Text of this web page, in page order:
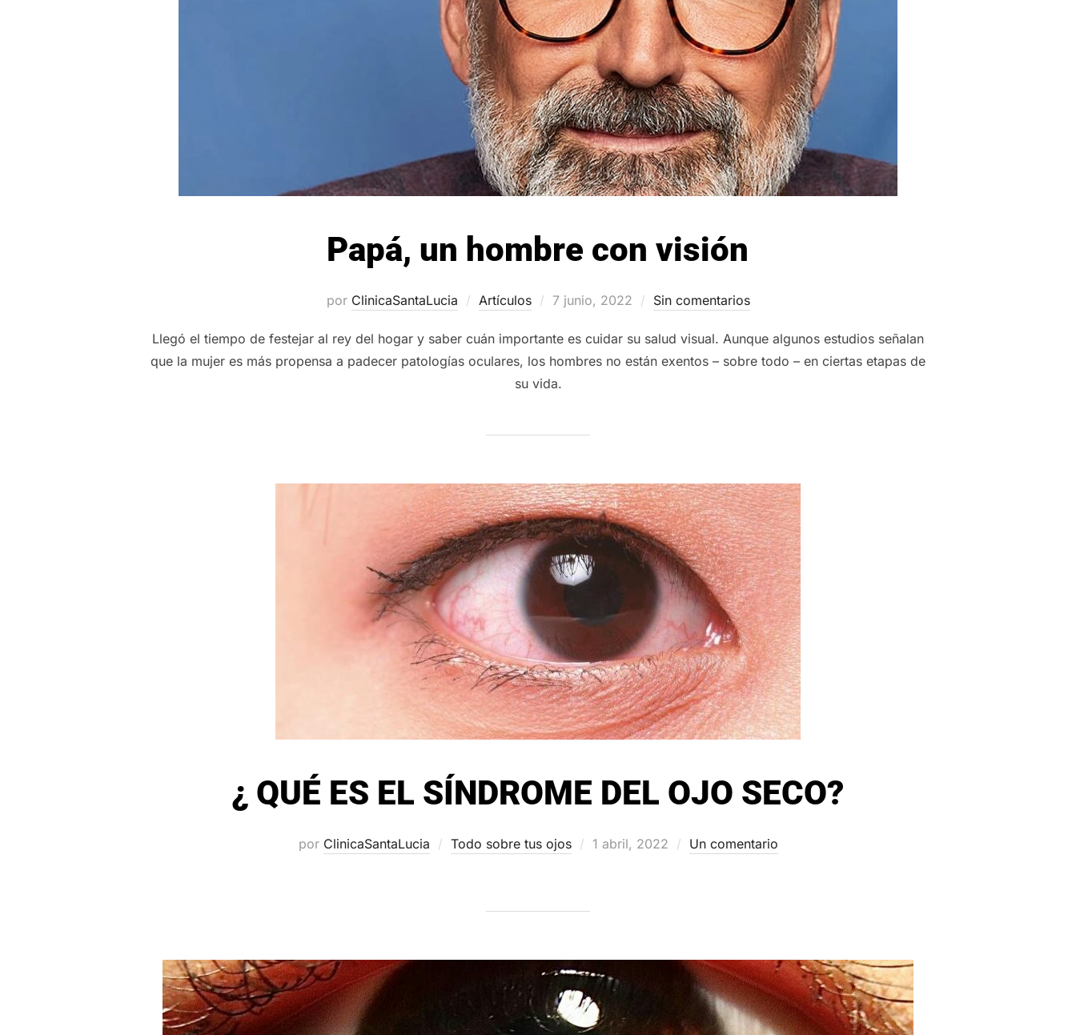
Papá, un hombre con visión
por ClinicaSantaLucia Artículos
Publicado
7 junio, 2022 Sin comentarios
Llegó el tiempo de festejar al rey del hogar y saber cuán importante es cuidar su salud visual. Aunque algunos estudios señalan
que la mujer es más propensa a padecer patologías oculares, los hombres no están exentos – sobre todo – en ciertas etapas de
su vida.
¿ QUÉ ES EL SÍNDROME DEL OJO SECO?
por ClinicaSantaLucia Todo sobre tus ojos
Publicado
1 abril, 2022 Un comentario